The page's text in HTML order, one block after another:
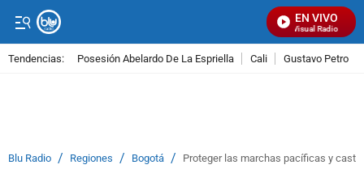
EN VIVO
Señal Visual Radio
Tendencias: Posesión Abelardo De La Espriella Cali Gustavo Petro
Blu Radio / Regiones / Bogotá / Proteger las marchas pacíficas y